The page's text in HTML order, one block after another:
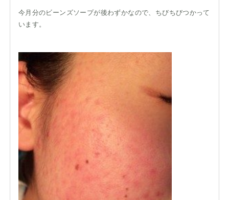
今月分のビーンズソープが後わずかなので、ちびちびつかって
います。